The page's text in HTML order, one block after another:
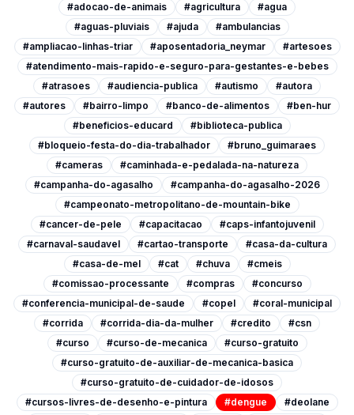
#adocao-de-animais
#agricultura
#agua
#aguas-pluviais
#ajuda
#ambulancias
#ampliacao-linhas-triar
#aposentadoria_neymar
#artesoes
#atendimento-mais-rapido-e-seguro-para-gestantes-e-bebes
#atrasoes
#audiencia-publica #autismo
#autora
#autores
#bairro-limpo #banco-de-alimentos
#ben-hur
#beneficios-educard
#biblioteca-publica
#bloqueio-festa-do-dia-trabalhador
#bruno_guimaraes
#cameras
#caminhada-e-pedalada-na-natureza
#campanha-do-agasalho
#campanha-do-agasalho-2026
#campeonato-metropolitano-de-mountain-bike
#cancer-de-pele
#capacitacao
#caps-infantojuvenil
#carnaval-saudavel
#cartao-transporte
#casa-da-cultura
#casa-de-mel
#cat #chuva
#cmeis
#comissao-processante
#compras
#concurso
#conferencia-municipal-de-saude
#copel
#coral-municipal
#corrida
#corrida-dia-da-mulher #credito
#csn
#curso
#curso-de-mecanica
#curso-gratuito
#curso-gratuito-de-auxiliar-de-mecanica-basica
#curso-gratuito-de-cuidador-de-idosos
#cursos-livres-de-desenho-e-pintura
#dengue
#deolane